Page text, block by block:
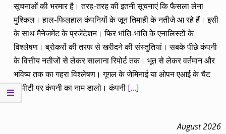
सूचनाओं की भरमार है। तरह-तरह की इतनी सूचनाएं कि फैसला लेना
मुश्किल। हाल-फिलहाल कंपनियों के जून तिमाही के नतीजे आ रहे हैं। इसी
के साथ मैनेजमेंट के प्रजेंटेशन। फिर भांति-भांति के एनालिस्टों के
विश्लेषण। ब्रोकरों की तरफ से खरीदने की संस्तुतियां। सबके पीछे कंपनी
के वित्तीय नतीजों से लेकर सालाना रिपोर्ट तक। भूत से लेकर वर्तमान और
भविष्य तक का गहरा विश्लेषण। गूगल के जेमिनाई या ओपन एआई के चैट
जीपीटी पर कंपनी का नाम डालो। कंपनी […]
August 2026